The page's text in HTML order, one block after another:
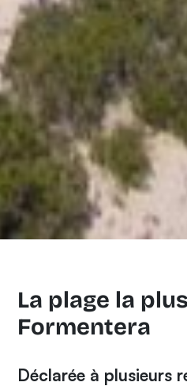
La plage la
Formentera
Déclarée à plusieurs